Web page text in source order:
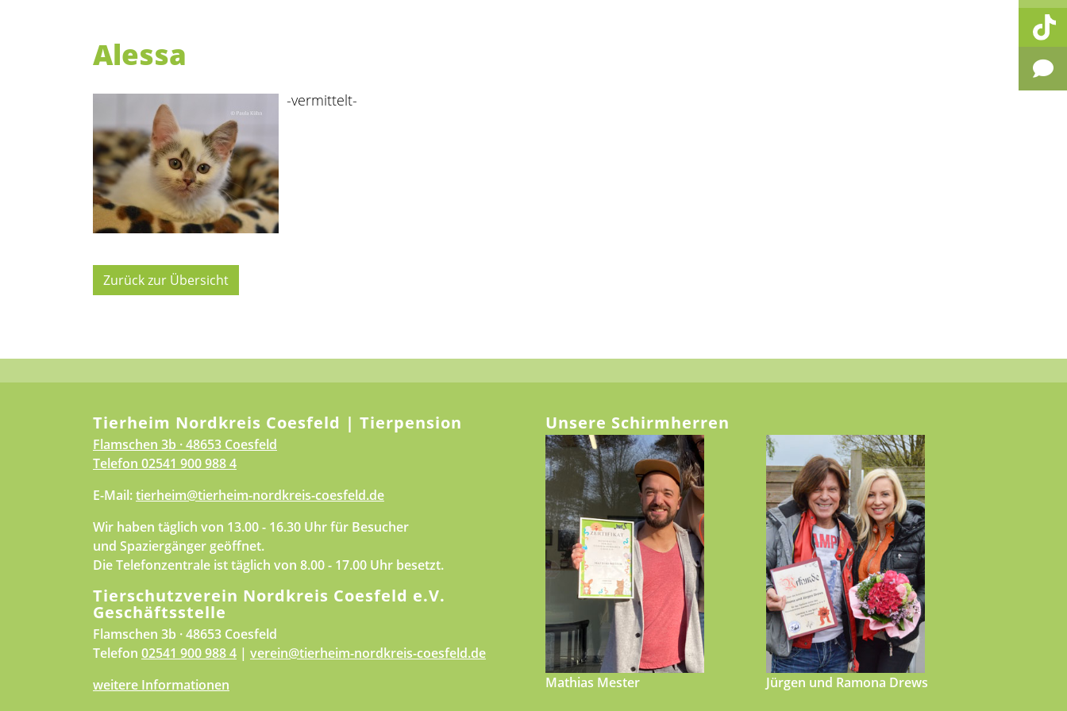
Alessa
-vermittelt-
Zurück zur Übersicht
Tierheim Nordkreis Coesfeld | Tierpension
Flamschen 3b · 48653 Coesfeld
Telefon 02541 900 988 4
E-Mail:tierheim@tierheim-nordkreis-coesfeld.de
Wir haben täglich von 13.00 - 16.30 Uhr für Besucher
und Spaziergänger geöffnet.
Die Telefonzentrale ist täglich von 8.00 - 17.00 Uhr besetzt.
Tierschutzverein Nordkreis Coesfeld e.V.
Geschäftsstelle
Flamschen 3b · 48653 Coesfeld
Telefon 02541 900 988 4 | verein@tierheim-nordkreis-coesfeld.de
weitere Informationen
Unsere Schirmherren
Mathias Mester Jürgen und Ramona Drews